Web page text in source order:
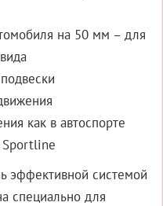
на 50 мм – для
как в автоспорте
Sportline
эффективной системой
специально для